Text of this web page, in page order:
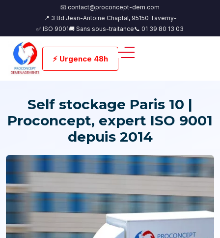
📧 contact@proconcept-dem.com
📍 3 Bd Jean-Antoine Chaptal, 95150 Taverny-
✅ ISO 9001🚚 Sans sous-traitance📞 01 39 80 13 03
⚡ Urgence 48h
Self stockage Paris 10 |
Proconcept, expert ISO 9001
depuis 2014